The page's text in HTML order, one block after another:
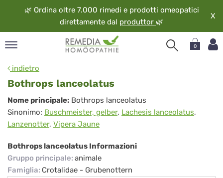
🌿 Ordina oltre 7.000 rimedi e prodotti omeopatici
direttamente dal produttor 🌿
X
0
indietro
Bothrops lanceolatus
Bothrops
lanceolatus
Nome principale: Bothrops lanceolatus
Sinonimo: Buschmeister, gelber, Lachesis lanceolatus,
Lanzenotter, Vipera Jaune
Bothrops lanceolatus Informazioni
Gruppo principale: animale
Famiglia: Crotalidae - Grubenottern